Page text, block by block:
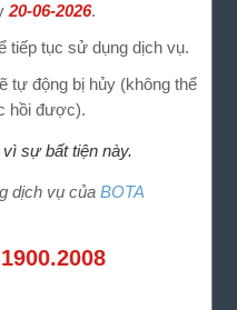
20-06-2026.
tiếp tục sử dụng dịch vụ.
tự động bị hủy (không thể
hồi được).
sự bất tiện này.
dịch vụ của BOTA
1900.2008